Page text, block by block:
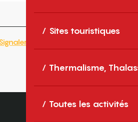
Sites touristiques
Thermalisme,
Toutes les activités
Signaler une erreur